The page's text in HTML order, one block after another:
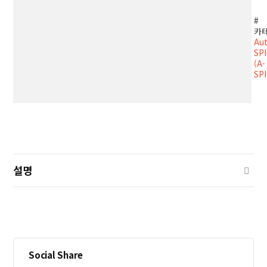
수
카
(A-
설명
Social Share